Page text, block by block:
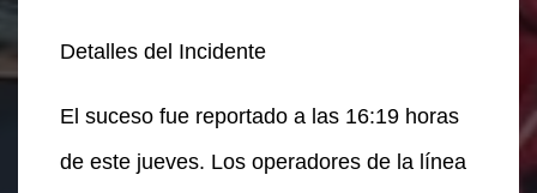
Detalles del Incidente
El suceso fue reportado a las 16:19 horas
de este jueves. Los operadores de la línea